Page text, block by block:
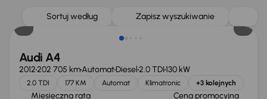
Sortuj według Zapisz wyszukiwanie
Audi A4
2012202 705 kmAutomatDiesel2.0 TDI130 kW
2.0 TDI 177 KM Automat Klimatronic +3 kolejnych
Miesięczna rata Cena promocyjna